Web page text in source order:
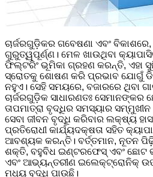
ଚାର୍ଜରଗୁଡ଼ିକର ଗବେଷଣା ଏବଂ
ଗୁରୁତ୍ୱପୂର୍ଣ୍ଣ। ମେଳ ଖାଉଥିବା
ଫିଲ୍ଟରିଂ ଭୂମିକା ଗ୍ରହଣ କରନ୍ତି, ଏହା
ସ୍ରୋତକୁ ଶୋଷଣ କରି ପ୍ରଭାବ ଯୋଗୁଁ
ନହୁଏ। ସେହି ସମୟରେ, ବଜାରରେ ଥିବା
ଚାର୍ଜରଗୁଡ଼ିକ ସାଧାରଣତଃ
ତାପମାତ୍ରା ବୃଦ୍ଧିର ସମସ୍ୟାର
ସେବା ଜୀବନ ବୃଦ୍ଧି କରିବାର ଲକ୍ଷ୍ୟ
ପ୍ରତିରୋଧୀ କାର୍ଯ୍ୟଦକ୍ଷତା ସହିତ
ଆବଶ୍ୟକ କରନ୍ତି। ବର୍ତ୍ତମାନ, ନୂତନ
ଶକ୍ତି, ବହୁବିଧ ଇଣ୍ଟରଫେସ୍ ଏବଂ
ଏବଂ ଆଭ୍ୟନ୍ତରୀଣ ଇଲେକ୍ଟ୍ରୋନିକ୍
ମଧ୍ୟ ବୃଦ୍ଧି ପାଉଛି।